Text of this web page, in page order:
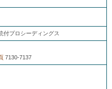
付プロシーディングス
7130-7137